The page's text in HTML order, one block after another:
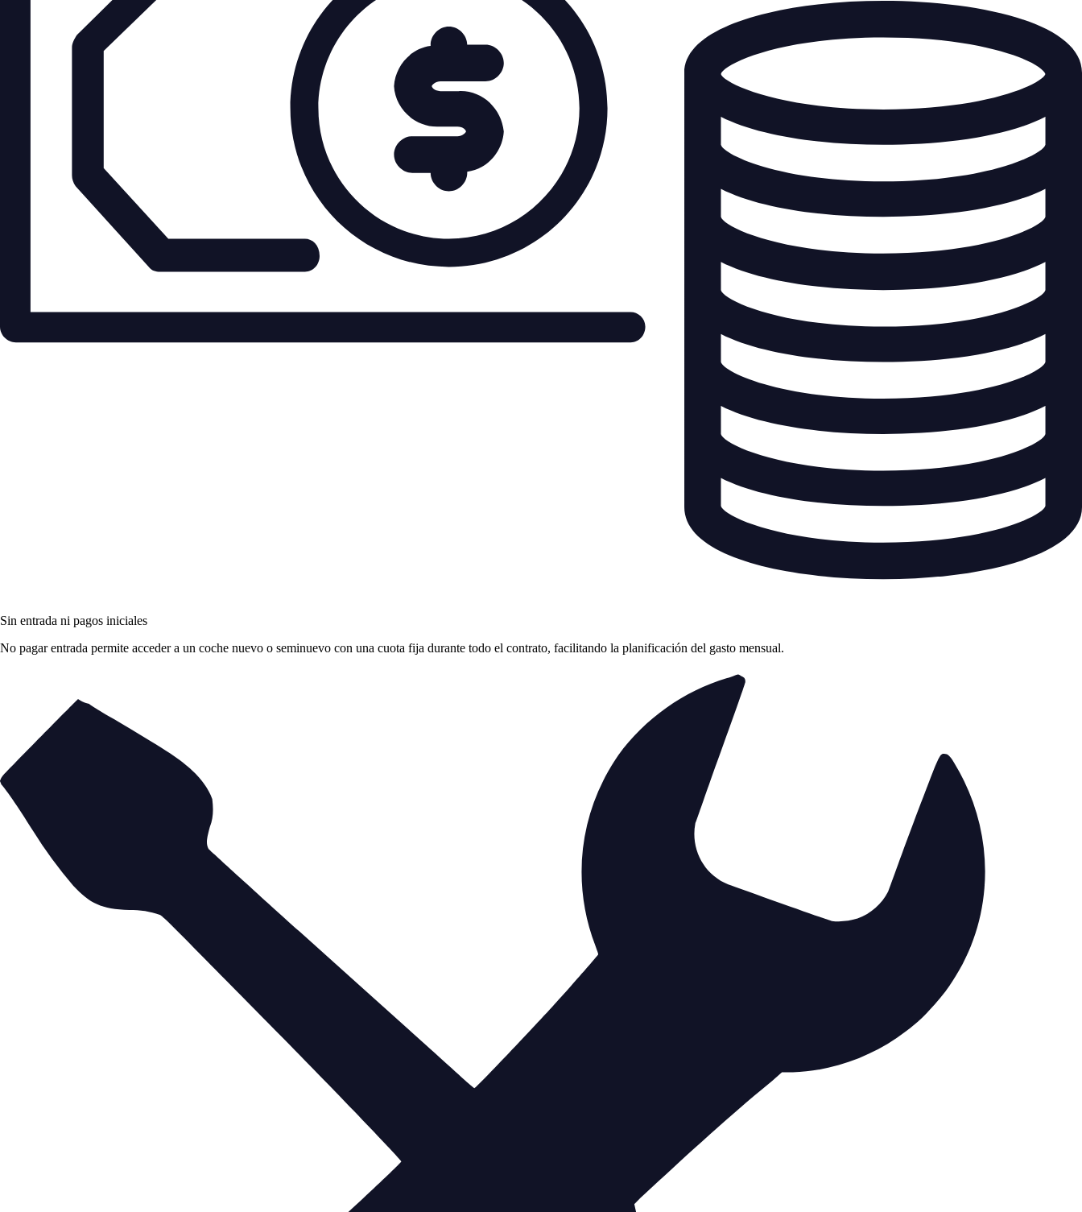
Sin entrada ni pagos iniciales
No pagar entrada permite acceder a un coche nuevo o seminuevo con una cuota fija durante todo el contrato, facilitando la planificación del gasto mensual.